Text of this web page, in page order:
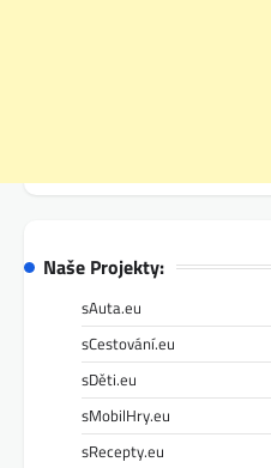
Naše Projekty:
sAuta.eu
sCestování.eu
sDěti.eu
sMobilHry.eu
sRecepty.eu